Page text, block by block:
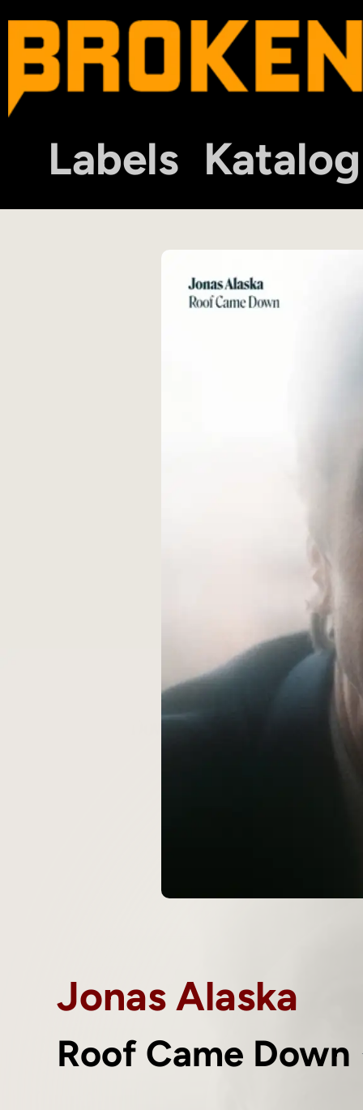
Labels Katalog
Jonas Alaska
Roof Came Down